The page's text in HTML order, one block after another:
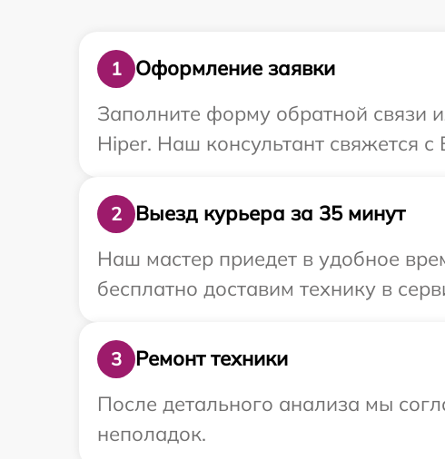
1
Оформление заявки
Заполните форму обратной связи
Hiper. Наш консультант свяжется
2
Выезд курьера за 35 минут
Наш мастер приедет в удобное
бесплатно доставим технику в
3
Ремонт техники
После детального анализа мы
неполадок.